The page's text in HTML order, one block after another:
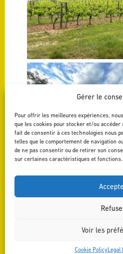
Gérer le
Pour offrir les meilleures expériences,
que les cookies pour stocker et/ou
fait de consentir à ces technologies nous
telles que le comportement de navigation
de ne pas consentir ou de retirer son
sur certaines caractéristiques et fonctions.
Voir les
Cookie PolicyLegal